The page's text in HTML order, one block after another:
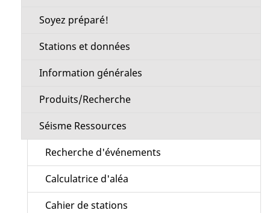
Soyez préparé!
Stations et données
Information générales
Produits/Recherche
Séisme Ressources
Recherche d'événements
Calculatrice d'aléa
Cahier de stations